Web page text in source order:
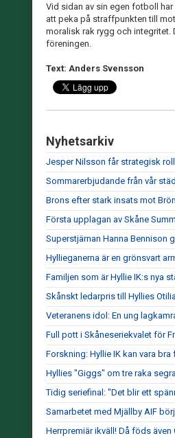
Vid sidan av sin egen fotboll
att peka på straffpunkten till
moralisk rak rygg och integritet.
föreningen.
Text: Anders Svensson
Nyhetsarkiv
Jesper Nilsson får strategisk
Sommarerbjudande från vår
Brons efter stark insats mot
Första upplagan av Skåne
Superstjärnan Hanna Bennison
Hyllieganerna är en grönsvart
Familjen som är Hyllie IK:s nya
Skånskt ledarpris till Hyllies
Veteranens idol: En ung
Full pott i Skåneseriekvalet för
Forskning: Hyllie IK kan vara bra
Hyllies "Giggs" om tre raka
Tidig seriefinal: "Det blir ett
Samarbetet med Mjällby AIF
Herrpremiär ikväll! Då föds även